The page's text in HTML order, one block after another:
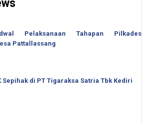
Pelaksanaan Tahapan Pilkades
Pattallassang
Sepihak di PT Tigaraksa Satria Tbk Kediri